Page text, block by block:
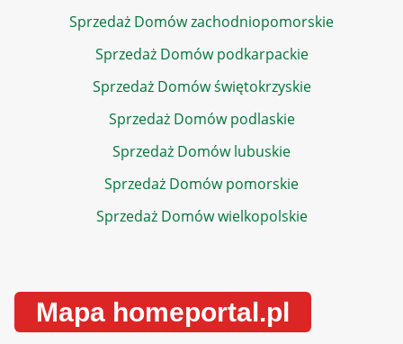
Sprzedaż Domów zachodniopomorskie
Sprzedaż Domów podkarpackie
Sprzedaż Domów świętokrzyskie
Sprzedaż Domów podlaskie
Sprzedaż Domów lubuskie
Sprzedaż Domów pomorskie
Sprzedaż Domów wielkopolskie
Mapa homeportal.pl